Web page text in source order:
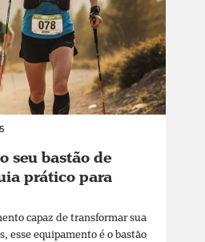
seu bastão de
prático para
capaz de transformar sua
esse equipamento é o bastão